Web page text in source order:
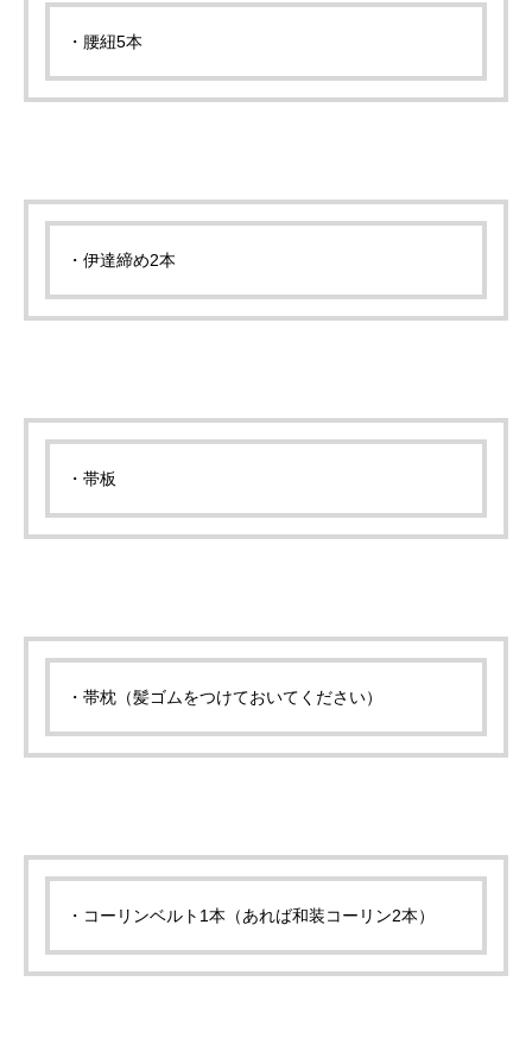
・腰紐5本
・伊達締め2本
・帯板
・帯枕（髪ゴムをつけておいてください）
・コーリンベルト1本（あれば和装コーリン2本）